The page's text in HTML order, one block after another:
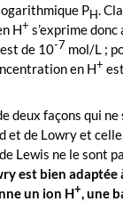
PH.
H+ s’exprime donc
de 10-7 mol/L ;
en H+
deux façons qui
et de Lowry et
Lewis ne le sont
est bien adaptée
un ion H+, une